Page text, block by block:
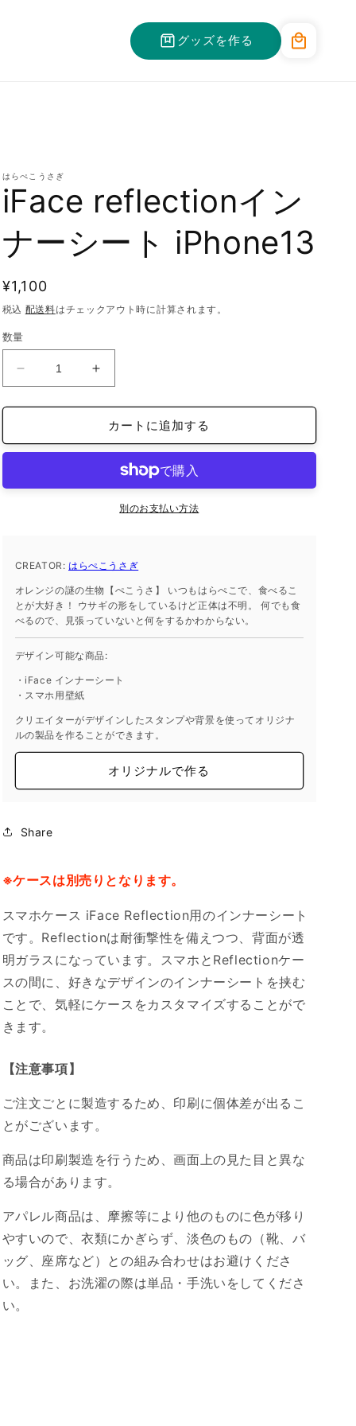
グッズを作る
ー
はらぺこうさぎ
iFace reflectionイン
ナーシート iPhone13
通
常
価
格
¥1,100
税込 配送料はチェックアウト時に計算されます。
数量
reflection
イ
ナ
シ
の
量
を
減
ら
す
iFace
reflection
イ
ン
ナ
シ
の
量
を
増
や
す
カートに追加する
別のお支払い方法
CREATOR: はらぺこうさぎ
オレンジの謎の生物【ぺこうさ】 いつもはらぺこで、食べるこ
とが大好き！ ウサギの形をしているけど正体は不明。 何でも食
べるので、見張っていないと何をするかわからない。
デザイン可能な商品:
・iFace インナーシート
・スマホ用壁紙
クリエイターがデザインしたスタンプや背景を使ってオリジナ
ルの製品を作ることができます。
オリジナルで作る
Share
※ケースは別売りとなります。
スマホケース iFace Reflection用のインナーシート
です。Reflectionは耐衝撃性を備えつつ、背面が透
明ガラスになっています。スマホとReflectionケー
スの間に、好きなデザインのインナーシートを挟む
ことで、気軽にケースをカスタマイズすることがで
きます。
【注意事項】
ご注文ごとに製造するため、印刷に個体差が出るこ
とがございます。
商品は印刷製造を行うため、画面上の見た目と異な
る場合があります。
アパレル商品は、摩擦等により他のものに色が移り
やすいので、衣類にかぎらず、淡色のもの（靴、バ
ッグ、座席など）との組み合わせはお避けくださ
い。また、お洗濯の際は単品・手洗いをしてくださ
い。